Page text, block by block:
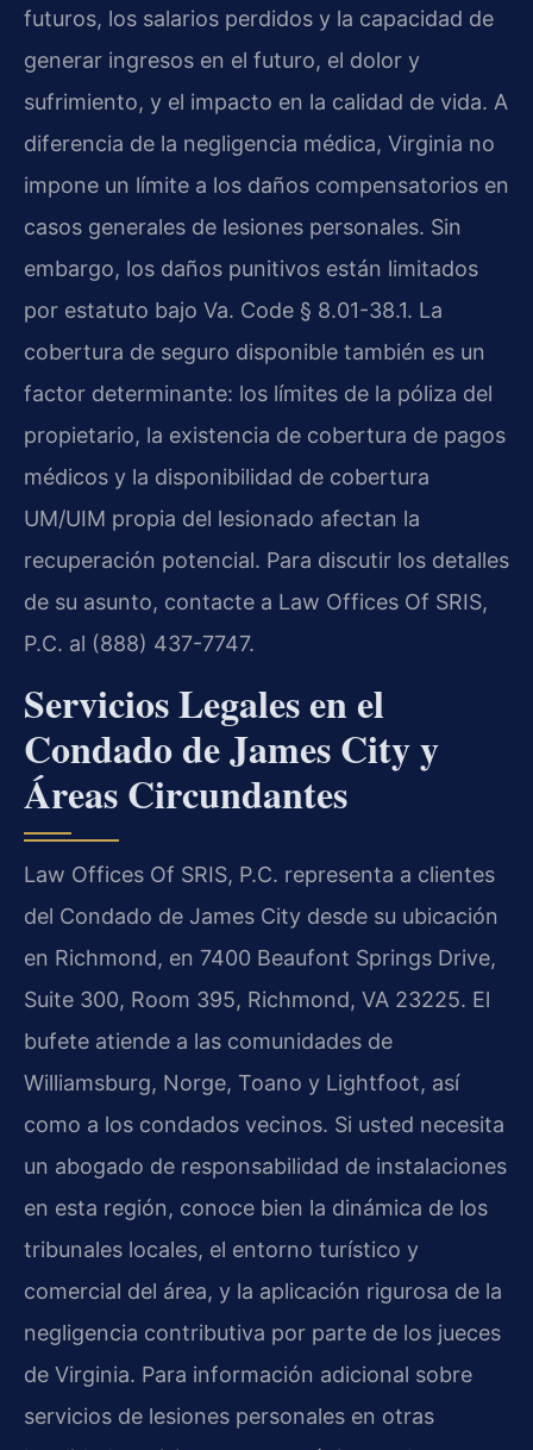
futuros, los salarios perdidos y la capacidad de
generar ingresos en el futuro, el dolor y
sufrimiento, y el impacto en la calidad de vida. A
diferencia de la negligencia médica, Virginia no
impone un límite a los daños compensatorios en
casos generales de lesiones personales. Sin
embargo, los daños punitivos están limitados
por estatuto bajo Va. Code § 8.01-38.1. La
cobertura de seguro disponible también es un
factor determinante: los límites de la póliza del
propietario, la existencia de cobertura de pagos
médicos y la disponibilidad de cobertura
UM/UIM propia del lesionado afectan la
recuperación potencial. Para discutir los detalles
de su asunto, contacte a Law Offices Of SRIS,
P.C. al (888) 437-7747.
Servicios Legales en el
Condado de James City y
Áreas Circundantes
Law Offices Of SRIS, P.C. representa a clientes
del Condado de James City desde su ubicación
en Richmond, en 7400 Beaufont Springs Drive,
Suite 300, Room 395, Richmond, VA 23225. El
bufete atiende a las comunidades de
Williamsburg, Norge, Toano y Lightfoot, así
como a los condados vecinos. Si usted necesita
un abogado de responsabilidad de instalaciones
en esta región, conoce bien la dinámica de los
tribunales locales, el entorno turístico y
comercial del área, y la aplicación rigurosa de la
negligencia contributiva por parte de los jueces
de Virginia. Para información adicional sobre
servicios de lesiones personales en otras